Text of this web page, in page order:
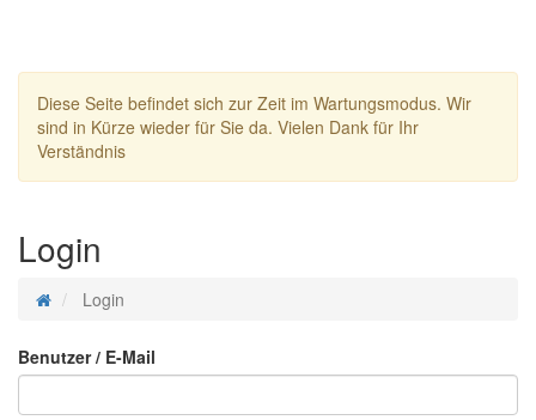
Diese Seite befindet sich zur Zeit im Wartungsmodus. Wir
sind in Kürze wieder für Sie da. Vielen Dank für Ihr
Verständnis
Login
Login
Benutzer / E-Mail